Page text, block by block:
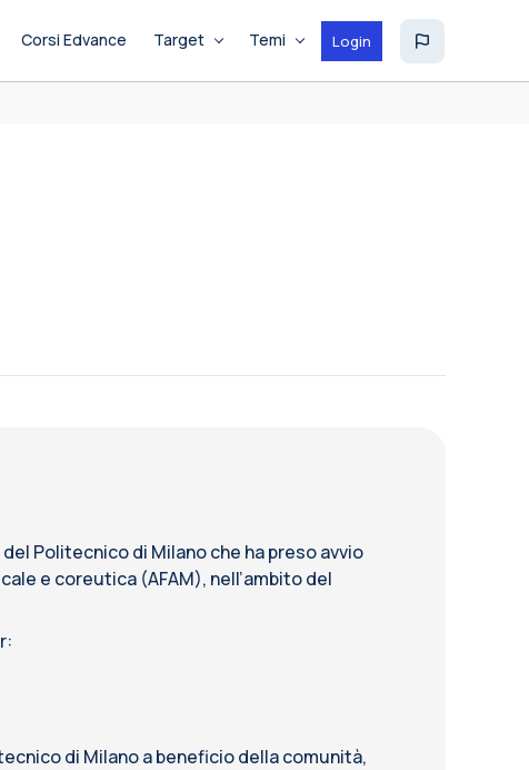
Corsi Edvance Target Temi Login
Politecnico di Milano che ha preso avvio
e coreutica (AFAM), nell’ambito del
di Milano a beneficio della comunità,